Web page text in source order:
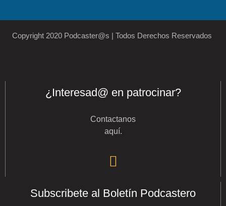
Copyright 2020 Podcaster@s | Todos Derechos Reservados
¿Interesad@ en patrocinar?
Contactanos
aquí.
Subscribete al Boletín Podcastero